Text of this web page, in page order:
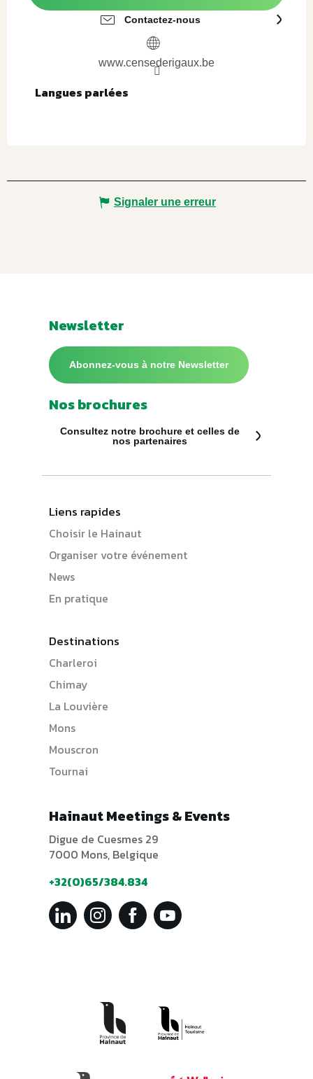
Contactez-nous
www.censederigaux.be
Langues parlées
Langues parlées
Signaler une erreur
Newsletter
Abonnez-vous à notre Newsletter
Nos brochures
Consultez notre brochure et celles de
nos partenaires
Liens rapides
Choisir le Hainaut
Organiser votre événement
News
En pratique
Destinations
Charleroi
Chimay
La Louvière
Mons
Mouscron
Tournai
Hainaut Meetings & Events
Digue de Cuesmes 29
7000 Mons, Belgique
+32(0)65/384.834